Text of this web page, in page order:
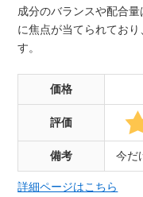
成分のバランスや配合
に焦点が当てられてお
す。
価格
評価
備考 今だ
詳細ページはこちら